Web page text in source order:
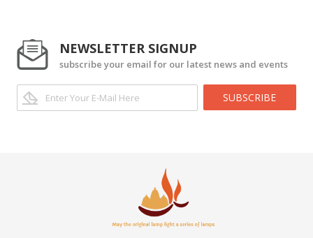
NEWSLETTER SIGNUP
subscribe your email for our latest news and events
SUBSCRIBE